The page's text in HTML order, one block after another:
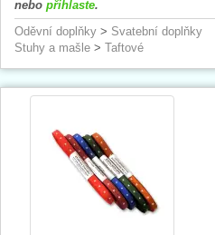
nebo přihlaste.
Oděvní doplňky > Svatební doplňky
Stuhy a mašle > Taftové